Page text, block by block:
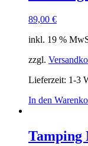
89,00 €
inkl. 19 %
zzgl.
Lieferzeit: 1-3
In den
Tamping